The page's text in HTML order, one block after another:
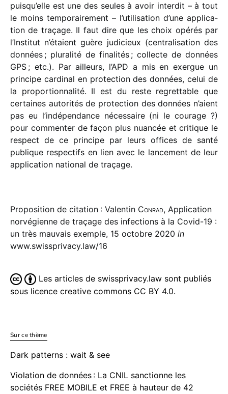
puisqu’elle est une des seules à avoir inter­dit – à tout
le moins tempo­rai­re­ment – l’utilisation d’une appli­ca­
tion de traçage. Il faut dire que les choix opérés par
l’Institut n’étaient guère judi­cieux (centra­li­sa­tion des
données ; plura­lité de fina­li­tés ; collecte de données
GPS ; etc.). Par ailleurs, l’APD a mis en exergue un
prin­cipe cardi­nal en protec­tion des données, celui de
la propor­tion­na­lité. Il est du reste regret­table que
certaines auto­ri­tés de protec­tion des données n’aient
pas eu l’indépendance néces­saire (ni le courage ?)
pour commen­ter de façon plus nuan­cée et critique le
respect de ce prin­cipe par leurs offices de santé
publique respec­tifs en lien avec le lance­ment de leur
appli­ca­tion natio­nal de traçage.
Proposition de citation : Valentin Conrad, Application
norvégienne de traçage des infections à la Covid-19 :
un très mauvais exemple, 15 octobre 2020 in
www.swissprivacy.law/16
Les articles de swissprivacy.law sont publiés
sous licence creative commons CC BY 4.0.
Sur ce thème
Dark patterns : wait & see
Violation de données : La CNIL sanctionne les
sociétés FREE MOBILE et FREE à hauteur de 42